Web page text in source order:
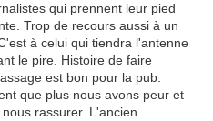
qui prennent leur pied
Trop de recours aussi à un
à celui qui tiendra l'antenne
le pire. Histoire de faire
est bon pour la pub.
que plus nous avons peur et
rassurer. L'ancien